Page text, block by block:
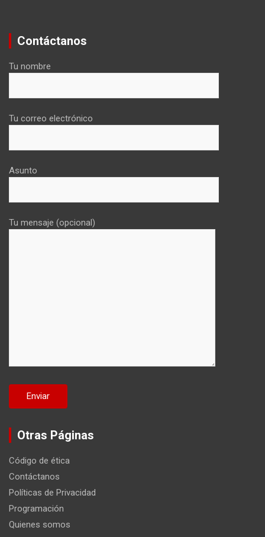
Contáctanos
Tu nombre
Tu correo electrónico
Asunto
Tu mensaje (opcional)
Otras Páginas
Código de ética
Contáctanos
Políticas de Privacidad
Programación
Quienes somos